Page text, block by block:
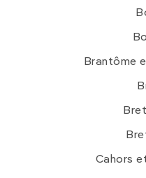
Brantôme
Cahors